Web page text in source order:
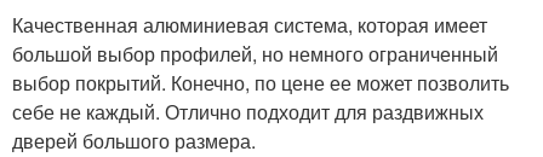
Качественная алюминиевая система, которая имеет
большой выбор профилей, но немного ограниченный
выбор покрытий. Конечно, по цене ее может позволить
себе не каждый. Отлично подходит для раздвижных
дверей большого размера.